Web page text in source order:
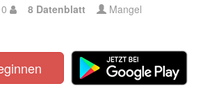
0 8 Datenblatt Mangel